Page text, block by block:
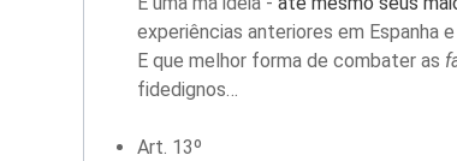
experiências anteriores em Espanha e
E que melhor forma de combater as
fidedignos…
Art. 13º